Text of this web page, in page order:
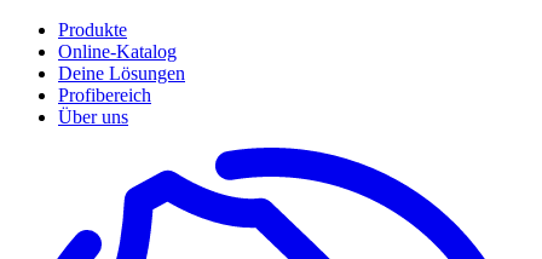
Produkte
Online-Katalog
Deine Lösungen
Profibereich
Über uns